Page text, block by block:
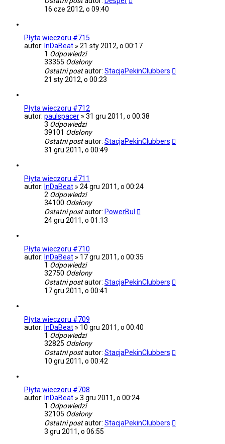
16 cze 2012, o 09:40
Płyta wieczoru #715
autor: InDaBeat » 21 sty 2012, o 00:17
1 Odpowiedzi
33355 Odsłony
Ostatni postautor: StacjaPekinClubbers
21 sty 2012, o 00:23
Płyta wieczoru #712
autor: paulspacer » 31 gru 2011, o 00:38
3 Odpowiedzi
39101 Odsłony
Ostatni postautor: StacjaPekinClubbers
31 gru 2011, o 00:49
Płyta wieczoru #711
autor: InDaBeat » 24 gru 2011, o 00:24
2 Odpowiedzi
34100 Odsłony
Ostatni postautor: PowerBul
24 gru 2011, o 01:13
Płyta wieczoru #710
autor: InDaBeat » 17 gru 2011, o 00:35
1 Odpowiedzi
32750 Odsłony
Ostatni postautor: StacjaPekinClubbers
17 gru 2011, o 00:41
Płyta wieczoru #709
autor: InDaBeat » 10 gru 2011, o 00:40
1 Odpowiedzi
32825 Odsłony
Ostatni postautor: StacjaPekinClubbers
10 gru 2011, o 00:42
Płyta wieczoru #708
autor: InDaBeat » 3 gru 2011, o 00:24
1 Odpowiedzi
32105 Odsłony
Ostatni postautor: StacjaPekinClubbers
3 gru 2011, o 06:55